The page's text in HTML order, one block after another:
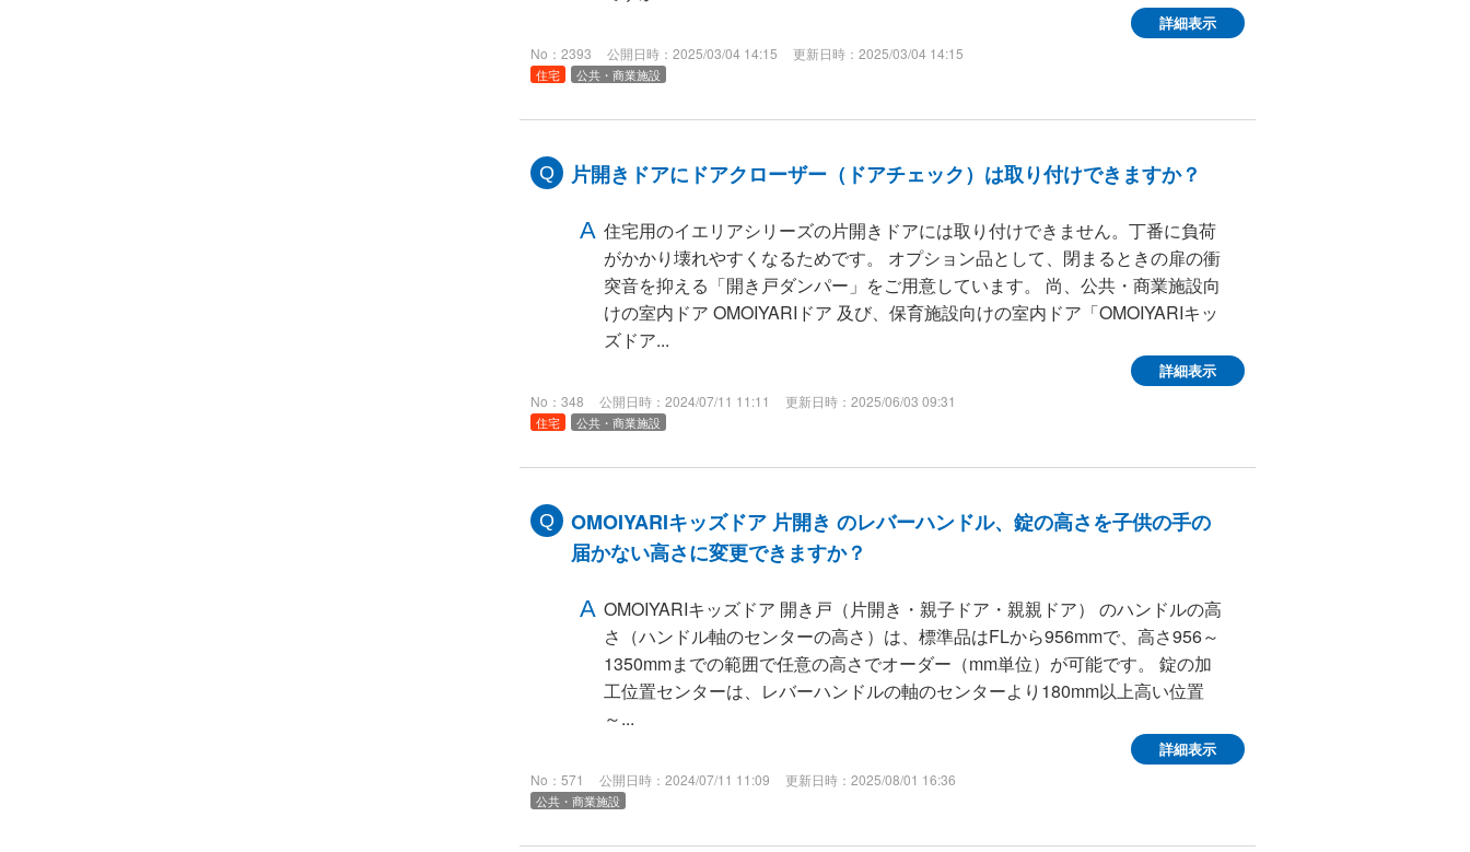
詳細表示
No：2393 公開日時：2025/03/04 14:15 更新日時：2025/03/04 14:15
住宅 公共・商業施設
片開きドアにドアクローザー（ドアチェック）は取り付けできますか？
住宅用のイエリアシリーズの片開きドアには取り付けできません。丁番に負荷
がかかり壊れやすくなるためです。 オプション品として、閉まるときの扉の衝
突音を抑える「開き戸ダンパー」をご用意しています。 尚、公共・商業施設向
けの室内ドア OMOIYARIドア 及び、保育施設向けの室内ドア「OMOIYARIキッ
ズドア...
詳細表示
No：348 公開日時：2024/07/11 11:11 更新日時：2025/06/03 09:31
住宅 公共・商業施設
OMOIYARIキッズドア 片開き のレバーハンドル、錠の高さを子供の手の
届かない高さに変更できますか？
OMOIYARIキッズドア 開き戸（片開き・親子ドア・親親ドア） のハンドルの高
さ（ハンドル軸のセンターの高さ）は、標準品はFLから956mmで、高さ956～
1350mmまでの範囲で任意の高さでオーダー（mm単位）が可能です。 錠の加
工位置センターは、レバーハンドルの軸のセンターより180mm以上高い位置
～...
詳細表示
No：571 公開日時：2024/07/11 11:09 更新日時：2025/08/01 16:36
公共・商業施設